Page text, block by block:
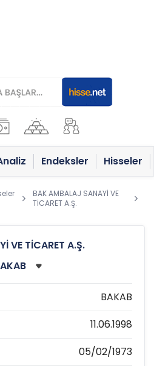
Endeksler Hisseler
BAK AMBALAJ SANAYİ VE
TİCARET A.Ş.
VE TİCARET A.Ş.
BAKAB
11.06.1998
05/02/1973